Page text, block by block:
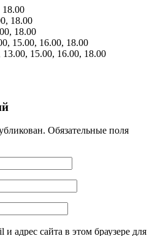
18.00
18.00
15.00, 16.00, 18.00
15.00, 16.00, 18.00
Обязательные поля
адрес сайта в этом браузере для